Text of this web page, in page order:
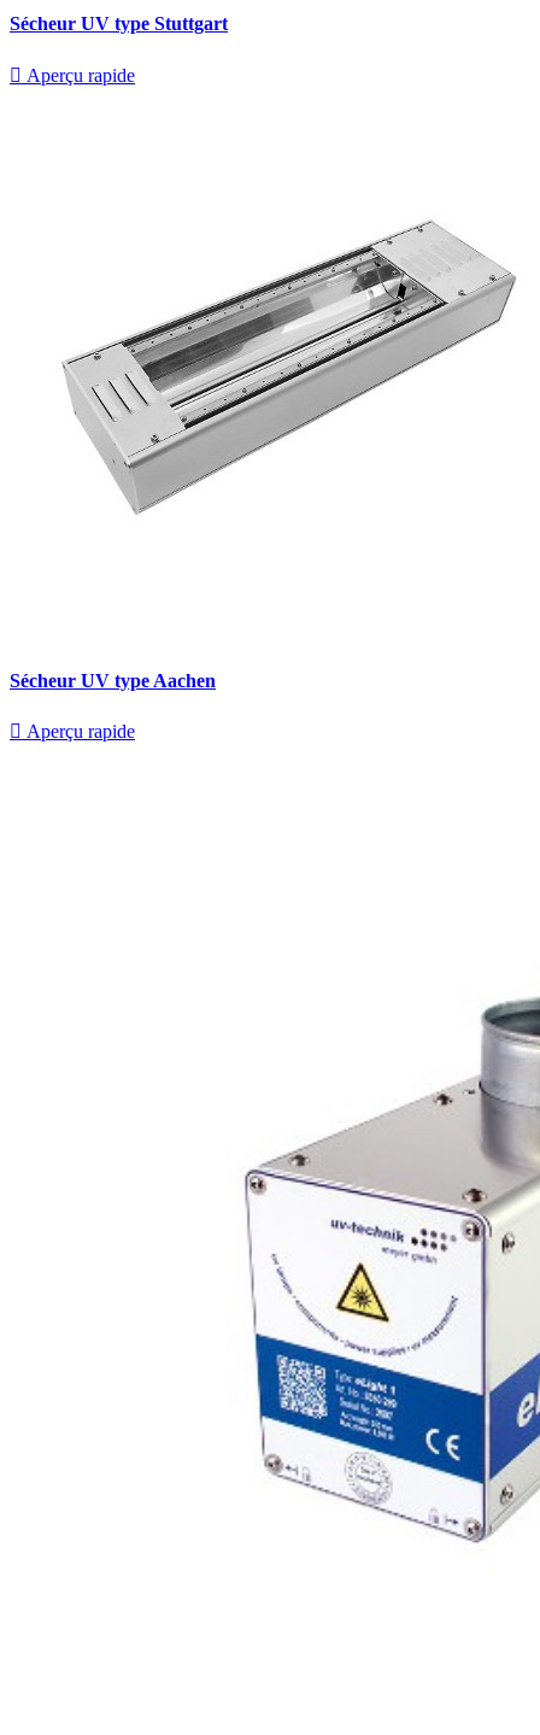
Sécheur UV type Stuttgart
 Aperçu rapide
Sécheur UV type Aachen
 Aperçu rapide